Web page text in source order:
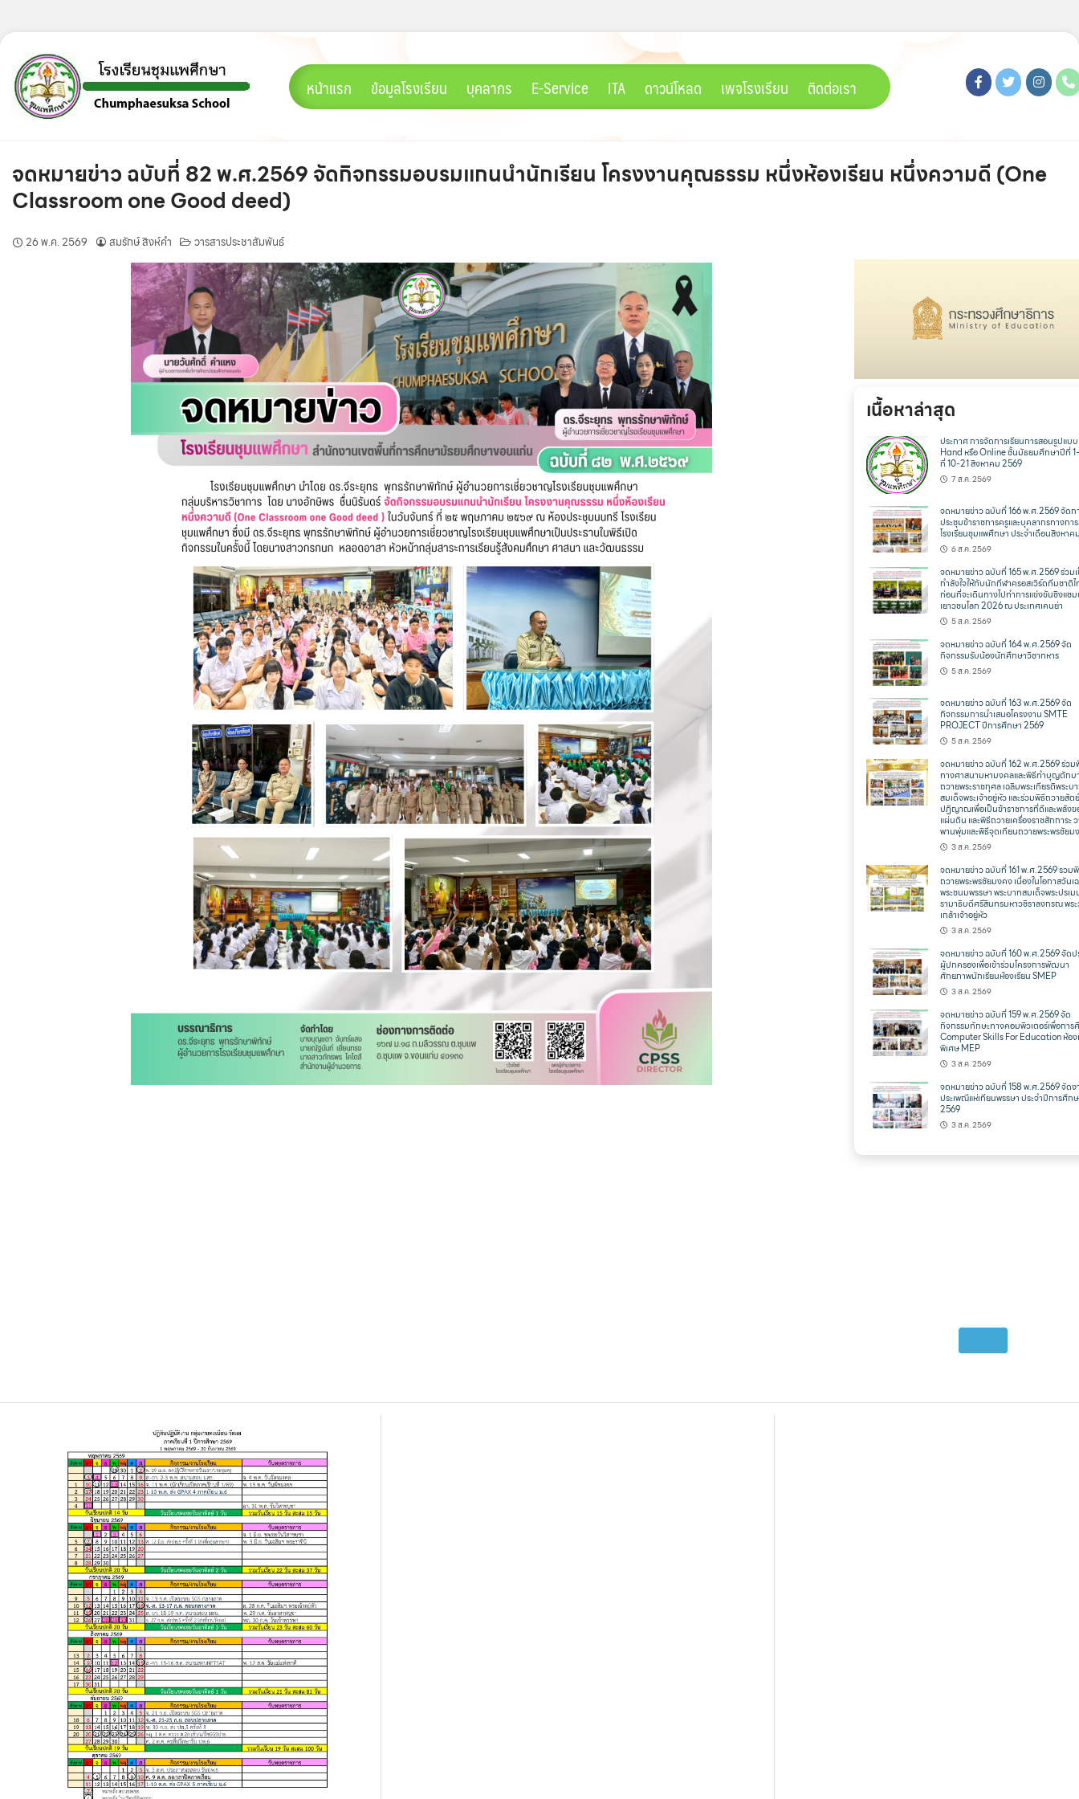
content
หน้าแรก ข้อมูลโรงเรียน บุคลากร E-Service ITA ดาวน์โหลด เพจโรงเรียน ติดต่อเรา
จดหมายข่าว ฉบับที่ 82 พ.ศ.2569 จัดกิจกรรมอบรมแกนนำนักเรียน โครงงานคุณธรรม หนึ่งห้องเรียน หนึ่งความดี (One
Classroom one Good deed)
26 พ.ค. 2569 สมรักษ์ สิงห์คำ วารสารประชาสัมพันธ์
เนื้อหาล่าสุด
ประกาศ การจัดการเรียนการสอนรูปแบ
Hand หรือ Online ชั้นมัธยมศึกษาปีที่
ที่ 10-21 สิงหาคม 2569
7 ส.ค. 2569
จดหมายข่าว ฉบับที่ 166 พ.ศ.2569 จัดก
ประชุมข้าราชการครูและบุคลากรทางกา
โรงเรียนชุมแพศึกษา ประจำเดือนสิงหาค
6 ส.ค. 2569
จดหมายข่าว ฉบับที่ 165 พ.ศ.2569 ร่วม
กำลังใจให้กับนักกีฬาครอสเวิร์ดทีมชาติ
ก่อนที่จะเดินทางไปทำการแข่งขันชิงแช
เยาวชนโลก 2026 ณ ประเทศเคนย่า
5 ส.ค. 2569
จดหมายข่าว ฉบับที่ 164 พ.ศ.2569 จัด
กิจกรรมรับน้องนักศึกษาวิชาทหาร
5 ส.ค. 2569
จดหมายข่าว ฉบับที่ 163 พ.ศ.2569 จัด
กิจกรรมการนำเสนอโครงงาน SMTE
PROJECT ปีการศึกษา 2569
5 ส.ค. 2569
จดหมายข่าว ฉบับที่ 162 พ.ศ.2569 ร่วม
ทางศาสนามหามงคลและพิธีทำบุญตักบ
ถวายพระราชกุศล เฉลิมพระเกียรติพระบ
สมเด็จพระเจ้าอยู่หัว และร่วมพิธีถวายสัต
ปฏิญาณเพื่อเป็นข้าราชการที่ดีและพลังข
แผ่นดิน และพิธีถวายเครื่องราชสักการะ
พานพุ่มและพิธีจุดเทียนถวายพระพรชัยม
3 ส.ค. 2569
จดหมายข่าว ฉบับที่ 161 พ.ศ.2569 รวม
ถวายพระพรชัยมงคง เนื่องในโอกาสวันเ
พระชนมพรรษา พระบาทสมเด็จพระปรเ
รามาธิบดีศรีสินทรมหาวชิราลงกรณ พร
เกล้าเจ้าอยู่หัว
3 ส.ค. 2569
จดหมายข่าว ฉบับที่ 160 พ.ศ.2569 จัดป
ผู้ปกครองเพื่อเข้าร่วมโครงการพัฒนา
ศักยภาพนักเรียนห้องเรียน SMEP
3 ส.ค. 2569
จดหมายข่าว ฉบับที่ 159 พ.ศ.2569 จัด
กิจกรรมทักษะทางคอมพิวเตอร์เพื่อการ
Computer Skills For Education ห้อง
พิเศษ MEP
3 ส.ค. 2569
จดหมายข่าว ฉบับที่ 158 พ.ศ.2569 จัดง
ประเพณีแห่เทียนพรรษา ประจำปีการศึก
2569
3 ส.ค. 2569